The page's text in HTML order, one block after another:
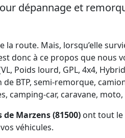
dépannage et
la route. Mais, lorsqu’elle
donc à ce propos que nous
Poids lourd, GPL, 4x4,
BTP, semi-remorque,
camping-car, caravane, moto,
Marzens (81500) ont tout le
véhicules.